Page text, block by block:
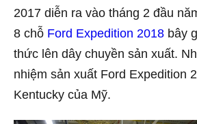
2017 diễn ra vào tháng 2 đầu
8 chỗ Ford Expedition 2018 bây
thức lên dây chuyền sản xuất.
nhiệm sản xuất Ford Expedition
Kentucky của Mỹ.